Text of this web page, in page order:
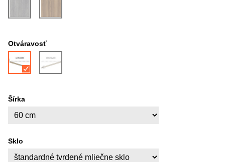
Otváravosť
Šírka
Sklo